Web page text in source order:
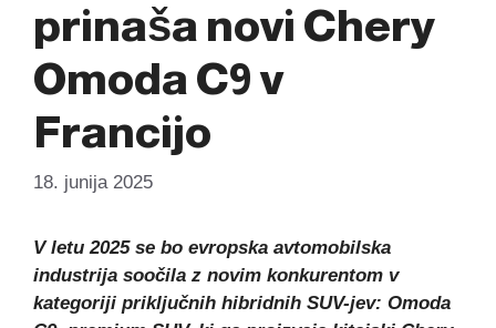
prinaša novi Chery
Omoda C9 v
Francijo
18. junija 2025
V letu 2025 se bo evropska avtomobilska
industrija soočila z novim konkurentom v
kategoriji priključnih hibridnih SUV-jev: Omoda